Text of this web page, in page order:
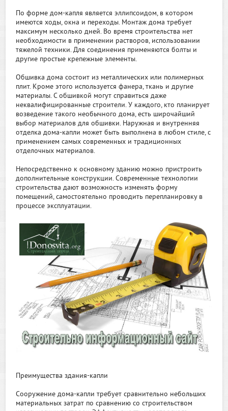
По форме дом-капля является эллипсоидом, в котором
имеются ходы, окна и переходы. Монтаж дома требует
максимум несколько дней. Во время строительства нет
необходимости в применении растворов, использовании
тяжелой техники. Для соединения применяются болты и
другие простые крепежные элементы.
Обшивка дома состоит из металлических или полимерных
плит. Кроме этого используется фанера, ткань и другие
материалы. С обшивкой могут справиться даже
неквалифицированные строители. У каждого, кто планирует
возведение такого необычного дома, есть широчайший
выбор материалов для обшивки. Наружная и внутренняя
отделка дома-капли может быть выполнена в любом стиле, с
применением самых современных и традиционных
отделочных материалов.
Непосредственно к основному зданию можно пристроить
дополнительные конструкции. Современные технологии
строительства дают возможность изменять форму
помещений, самостоятельно проводить перепланировку в
процессе эксплуатации.
Преимущества здания-капли
Сооружение дома-капли требует сравнительно небольших
материальных затрат по сравнению со строительством